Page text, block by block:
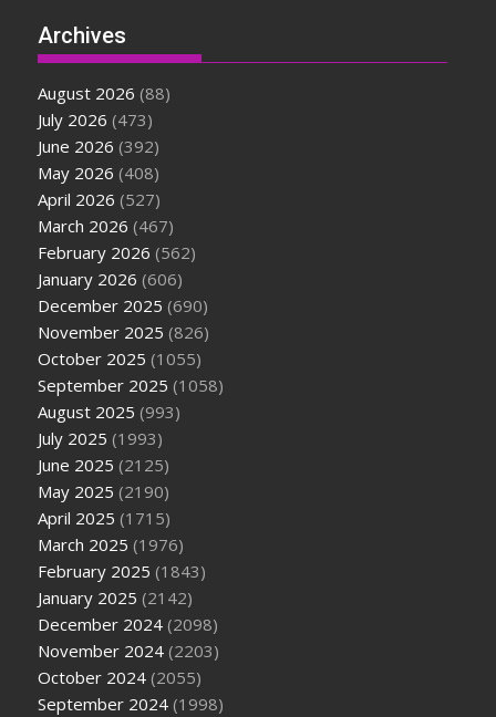
Archives
August 2026 (88)
July 2026 (473)
June 2026 (392)
May 2026 (408)
April 2026 (527)
March 2026 (467)
February 2026 (562)
January 2026 (606)
December 2025 (690)
November 2025 (826)
October 2025 (1055)
September 2025 (1058)
August 2025 (993)
July 2025 (1993)
June 2025 (2125)
May 2025 (2190)
April 2025 (1715)
March 2025 (1976)
February 2025 (1843)
January 2025 (2142)
December 2024 (2098)
November 2024 (2203)
October 2024 (2055)
September 2024 (1998)